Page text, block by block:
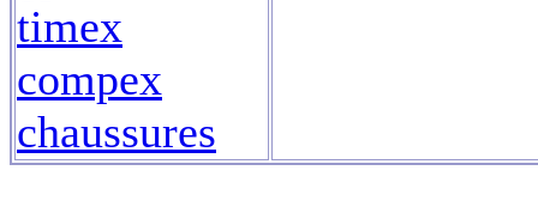
timex
compex
chaussures